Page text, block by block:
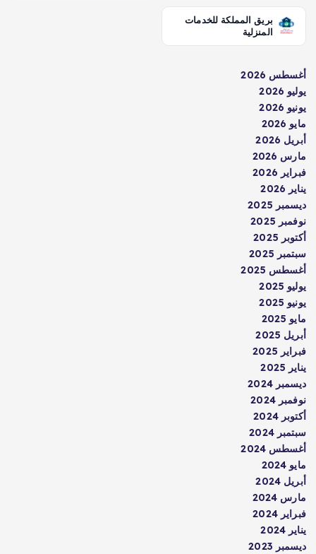
بريق المملكة للخدمات
المنزلية
أغسطس 2026
يوليو 2026
يونيو 2026
مايو 2026
أبريل 2026
مارس 2026
فبراير 2026
يناير 2026
ديسمبر 2025
نوفمبر 2025
أكتوبر 2025
سبتمبر 2025
أغسطس 2025
يوليو 2025
يونيو 2025
مايو 2025
أبريل 2025
فبراير 2025
يناير 2025
ديسمبر 2024
نوفمبر 2024
أكتوبر 2024
سبتمبر 2024
أغسطس 2024
مايو 2024
أبريل 2024
مارس 2024
فبراير 2024
يناير 2024
ديسمبر 2023